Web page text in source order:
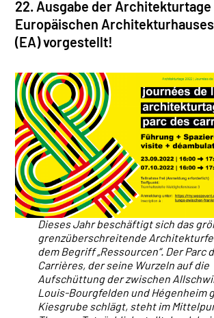
22. Ausgabe der Architekturtage
Europäischen
(EA) vorgestellt!
Dieses Jahr beschäftigt sich das
grenzüberschreitende
dem Begriff „Ressourcen“. Der Parc
Carrières, der seine Wurzeln auf die
Aufschüttung der zwischen
Louis-Bourgfelden und Hégenheim
Kiesgrube schlägt, steht im